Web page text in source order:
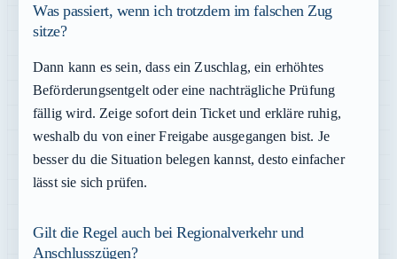
Was passiert, wenn ich trotzdem im falschen Zug
sitze?
Dann kann es sein, dass ein Zuschlag, ein erhöhtes
Beförderungsentgelt oder eine nachträgliche Prüfung
fällig wird. Zeige sofort dein Ticket und erkläre ruhig,
weshalb du von einer Freigabe ausgegangen bist. Je
besser du die Situation belegen kannst, desto einfacher
lässt sie sich prüfen.
Gilt die Regel auch bei Regionalverkehr und
Anschlusszügen?